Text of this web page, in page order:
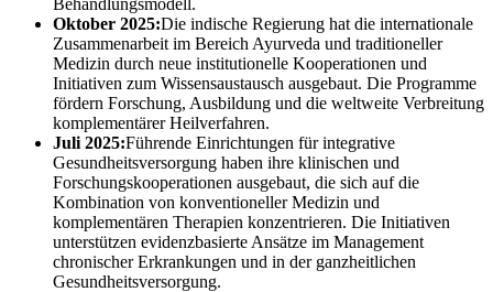
Oktober 2025:Die indische Regierung hat die internationale
Zusammenarbeit im Bereich Ayurveda und traditioneller
Medizin durch neue institutionelle Kooperationen und
Initiativen zum Wissensaustausch ausgebaut. Die Programme
fördern Forschung, Ausbildung und die weltweite Verbreitung
komplementärer Heilverfahren.
Juli 2025:Führende Einrichtungen für integrative
Gesundheitsversorgung haben ihre klinischen und
Forschungskooperationen ausgebaut, die sich auf die
Kombination von konventioneller Medizin und
komplementären Therapien konzentrieren. Die Initiativen
unterstützen evidenzbasierte Ansätze im Management
chronischer Erkrankungen und in der ganzheitlichen
Gesundheitsversorgung.